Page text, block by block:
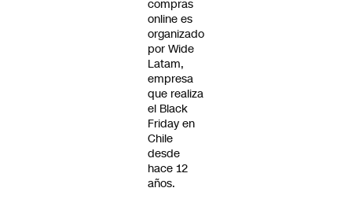
compras
online es
organizado
por Wide
Latam,
empresa
que realiza
el Black
Friday en
Chile
desde
hace 12
años.